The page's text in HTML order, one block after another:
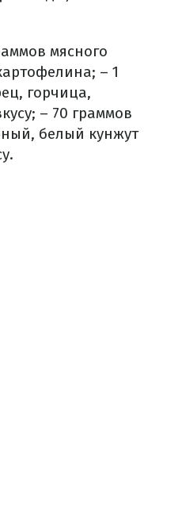
мясного
– 1
горчица,
– 70 граммов
белый кунжут